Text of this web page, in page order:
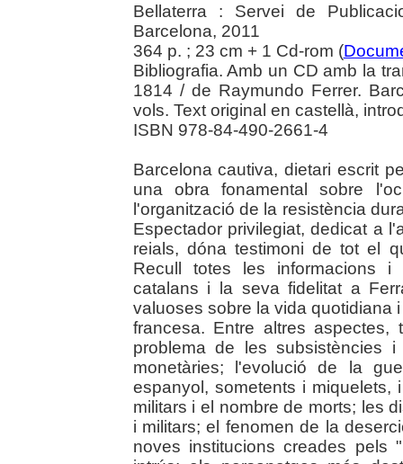
Bellaterra : Servei de
Barcelona, 2011
364 p. ; 23 cm + 1 Cd-rom (
Bibliografia. Amb un CD amb la
1814 / de Raymundo Ferrer.
vols. Text original en castellà,
ISBN 978-84-490-2661-4
Barcelona cautiva, dietari escrit
una obra fonamental sobre
l'organització de la resistència
Espectador privilegiat, dedicat a
reials, dóna testimoni de tot el
Recull totes les informacions i
catalans i la seva fidelitat a
valuoses sobre la vida quotidiana
francesa. Entre altres
problema de les subsistències
monetàries; l'evolució de la
espanyol, sometents i
militars i el nombre de morts; les
i militars; el fenomen de la
noves institucions creades pels